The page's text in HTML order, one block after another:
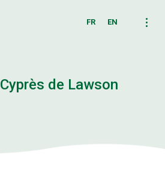
FR EN
Cyprès de Lawson